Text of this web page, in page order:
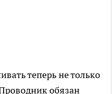
теперь не только
обязан